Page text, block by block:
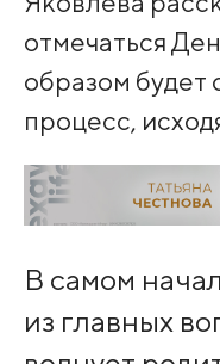
отмечаться
образом будет
процесс,
В самом
из главных